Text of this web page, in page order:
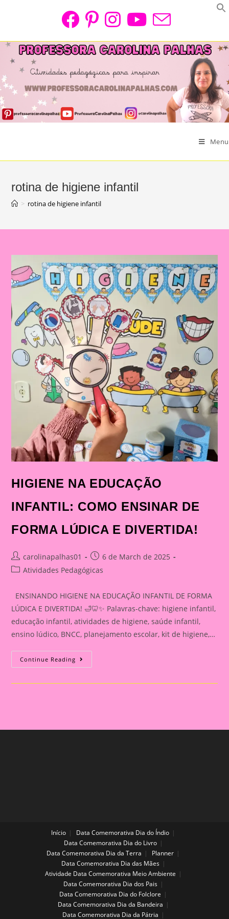
Menu
rotina de higiene infantil
> rotina de higiene infantil
HIGIENE NA EDUCAÇÃO
INFANTIL: COMO ENSINAR DE
FORMA LÚDICA E DIVERTIDA!
Post
author:
carolinapalhas01
Post
published:
6 de March de 2025
PostAtividades Pedagógicas
ENSINANDO HIGIENE NA EDUCAÇÃO INFANTIL DE FORMA
LÚDICA E DIVERTIDA! 🛁🦷✨ Palavras-chave: higiene infantil,
educação infantil, atividades de higiene, saúde infantil,
ensino lúdico, BNCC, planejamento escolar, kit de higiene,…
Continue Reading HIGIENE
NA
INFANTIL:
DIVERTIDA!
Início
Data Comemorativa Dia do Índio
Data Comemorativa Dia do Livro
Data Comemorativa Dia da Terra
Planner
Data Comemorativa Dia das Mães
Atividade Data Comemorativa Meio Ambiente
Data Comemorativa Dia dos Pais
Data Comemorativa Dia do Folclore
Data Comemorativa Dia da Bandeira
Data Comemorativa Dia da Pátria